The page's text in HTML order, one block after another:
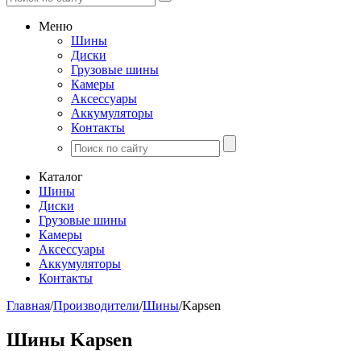
Меню
Шины
Диски
Грузовые шины
Камеры
Аксессуары
Аккумуляторы
Контакты
Каталог
Шины
Диски
Грузовые шины
Камеры
Аксессуары
Аккумуляторы
Контакты
Главная/Производители/Шины/Kapsen
Шины Kapsen